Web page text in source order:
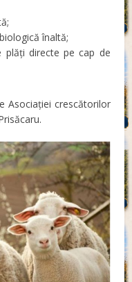
înaltă;
plăți directe pe cap de
Asociației crescătorilor